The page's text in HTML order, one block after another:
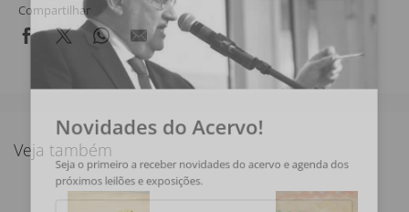
Compartilhar
Veja também
Novidades do Acervo!
Seja o primeiro a receber novidades do acervo e agenda dos
próximos leilões e exposições.